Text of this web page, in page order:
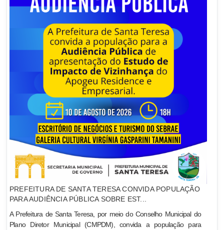
PREFEITURA DE SANTA TERESA CONVIDA POPULAÇÃO
PARA AUDIÊNCIA PÚBLICA SOBRE EST...
A Prefeitura de Santa Teresa, por meio do Conselho Municipal do
Plano Diretor Municipal (CMPDM), convida a população para